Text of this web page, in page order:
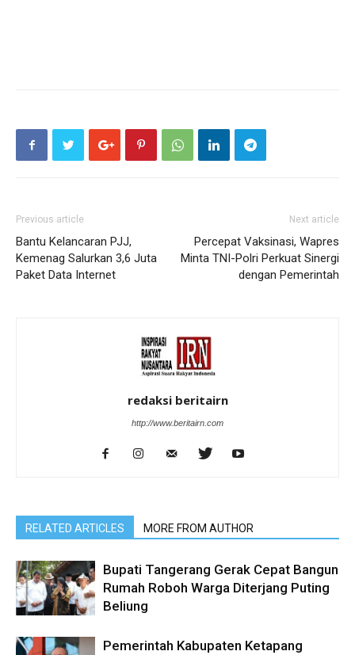
Previous article
Bantu Kelancaran PJJ,
Kemenag Salurkan 3,6 Juta
Paket Data Internet
Next article
Percepat Vaksinasi, Wapres
Minta TNI-Polri Perkuat Sinergi
dengan Pemerintah
redaksi beritairn
http://www.beritairn.com
RELATED ARTICLES MORE FROM AUTHOR
Bupati Tangerang Gerak Cepat Bangun
Rumah Roboh Warga Diterjang Puting
Beliung
Pemerintah Kabupaten Ketapang